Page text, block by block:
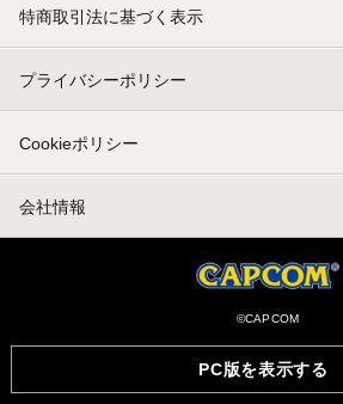
PC版を表示する
特商取引法に基づく表示
プライバシーポリシー
Cookieポリシー
会社情報
©CAPCOM